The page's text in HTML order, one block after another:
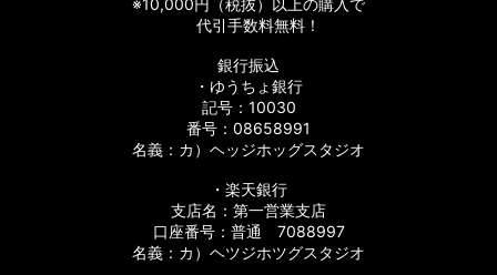
※10,000円（税抜）以上の購入で
代引手数料無料！
銀行振込
・ゆうちょ銀行
記号：10030
番号：08658991
名義：カ）ヘッジホッグスタジオ
・楽天銀行
支店名：第一営業支店
口座番号：普通 7088997
名義：カ）ヘツジホツグスタジオ